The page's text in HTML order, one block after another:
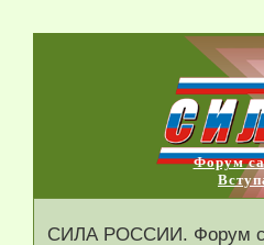
Форум
СИЛА РОССИИ. Форум